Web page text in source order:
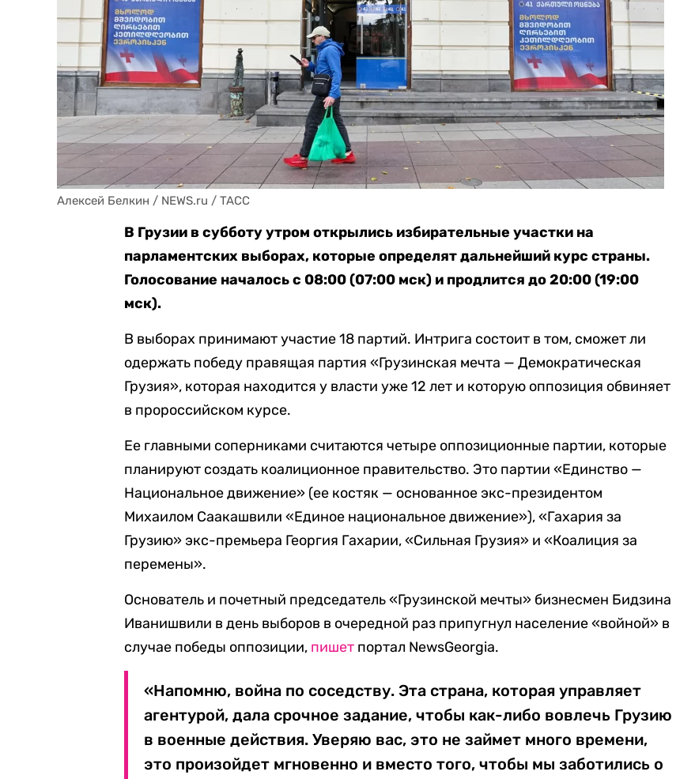
Алексей Белкин / NEWS.ru / TACC
В Грузии в субботу утром открылись избирательные участки на
парламентских выборах, которые определят дальнейший курс страны.
Голосование началось с 08:00 (07:00 мск) и продлится до 20:00 (19:00
мск).
В выборах принимают участие 18 партий. Интрига состоит в том, сможет ли
одержать победу правящая партия «Грузинская мечта — Демократическая
Грузия», которая находится у власти уже 12 лет и которую оппозиция обвиняет
в пророссийском курсе.
Ее главными соперниками считаются четыре оппозиционные партии, которые
планируют создать коалиционное правительство. Это партии «Единство —
Национальное движение» (ее костяк — основанное экс-президентом
Михаилом Саакашвили «Единое национальное движение»), «Гахария за
Грузию» экс-премьера Георгия Гахарии, «Сильная Грузия» и «Коалиция за
перемены».
Основатель и почетный председатель «Грузинской мечты» бизнесмен Бидзина
Иванишвили в день выборов в очередной раз припугнул население «войной» в
случае победы оппозиции, пишет портал NewsGeorgia.
«Напомню, война по соседству. Эта страна, которая управляет
агентурой, дала срочное задание, чтобы как-либо вовлечь Грузию
в военные действия. Уверяю вас, это не займет много времени,
это произойдет мгновенно и вместо того, чтобы мы заботились о